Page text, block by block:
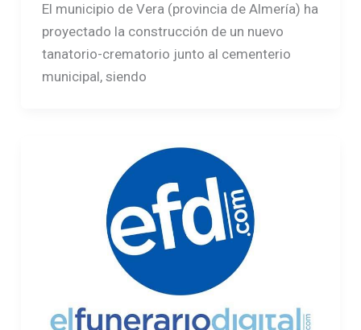
El municipio de Vera (provincia de Almería) ha
proyectado la construcción de un nuevo
tanatorio-crematorio junto al cementerio
municipal, siendo